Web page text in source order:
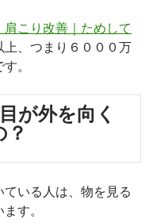
肩こり改善｜ためして
、つまり６０００万
。
が外を向く
いる人は、物を見る
す。